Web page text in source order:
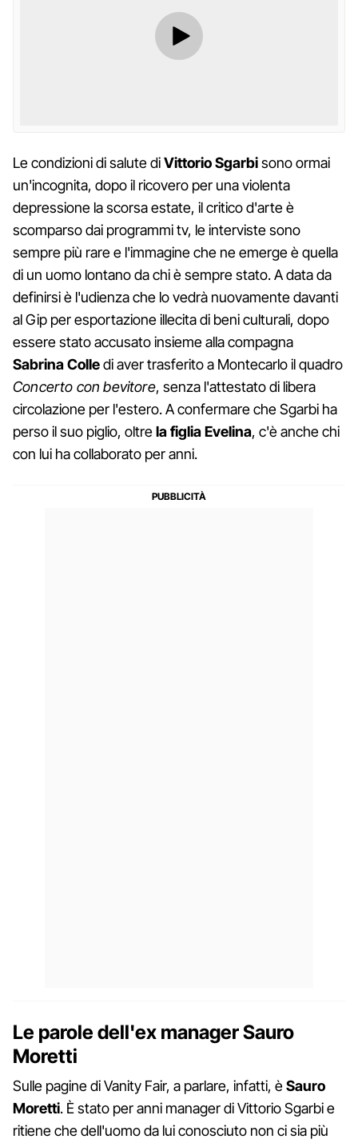
Le condizioni di salute diVittorio Sgarbisono ormai
un'incognita, dopo il ricovero per una violenta
depressione la scorsa estate, il critico d'arte è
scomparso dai programmi tv, le interviste sono
sempre più rare e l'immagine che ne emerge è quella
di un uomo lontano da chi è sempre stato. A data da
definirsi è l'udienza che lo vedrà nuovamente davanti
al Gip per esportazione illecita di beni culturali, dopo
essere stato accusato insieme alla compagna
Sabrina Colledi aver trasferito a Montecarlo il quadro
Concerto con bevitore, senza l'attestato di libera
circolazione per l'estero. A confermare che Sgarbi ha
perso il suo piglio, oltrela figlia Evelina, c'è anche chi
con lui ha collaborato per anni.
Le parole dell'ex manager Sauro
Moretti
Sulle pagine di Vanity Fair, a parlare, infatti, èSauro
Moretti. È stato per anni manager di Vittorio Sgarbi e
ritiene che dell'uomo da lui conosciuto non ci sia più